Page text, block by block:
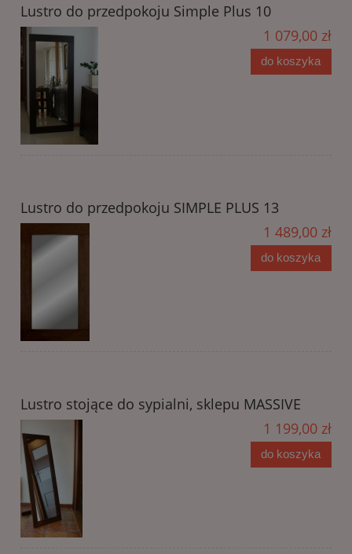
Lustro do przedpokoju Simple Plus 10
1 079,00 zł
do koszyka
Lustro do przedpokoju SIMPLE PLUS 13
1 489,00 zł
do koszyka
Lustro stojące do sypialni, sklepu MASSIVE
1 199,00 zł
do koszyka